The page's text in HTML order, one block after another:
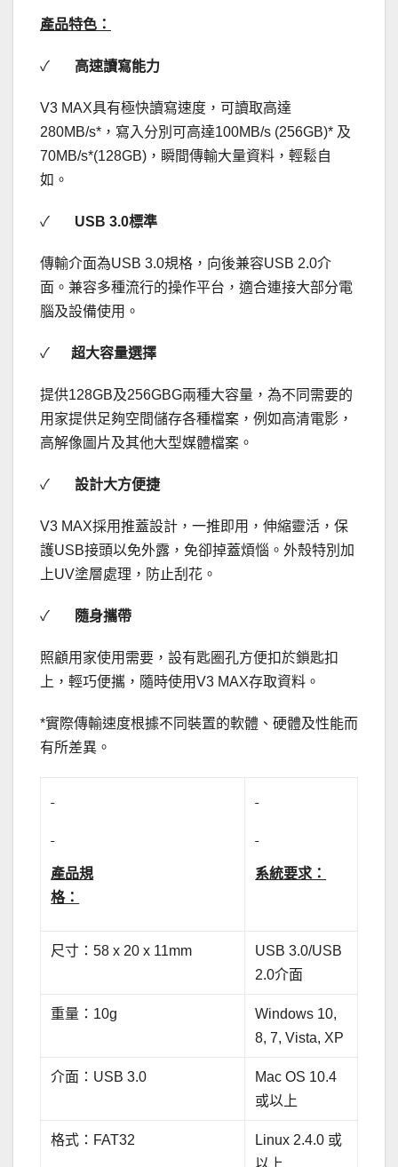
產品特色：
✓ 高速讀寫能力
V3 MAX具有極快讀寫速度，可讀取高達
280MB/s*，寫入分別可高達100MB/s (256GB)* 及
70MB/s*(128GB)，瞬間傳輸大量資料，輕鬆自
如。
✓ USB 3.0標準
傳輸介面為USB 3.0規格，向後兼容USB 2.0介
面。兼容多種流行的操作平台，適合連接大部分電
腦及設備使用。
✓ 超大容量選擇
提供128GB及256GBG兩種大容量，為不同需要的
用家提供足夠空間儲存各種檔案，例如高清電影，
高解像圖片及其他大型媒體檔案。
✓ 設計大方便捷
V3 MAX採用推蓋設計，一推即用，伸縮靈活，保
護USB接頭以免外露，免卻掉蓋煩惱。外殼特別加
上UV塗層處理，防止刮花。
✓ 隨身攜帶
照顧用家使用需要，設有匙圈孔方便扣於鎖匙扣
上，輕巧便攜，隨時使用V3 MAX存取資料。
*實際傳輸速度根據不同裝置的軟體、硬體及性能而
有所差異。
產品規
格：
系統要求：
尺寸：58 x 20 x 11mm
USB 3.0/USB
2.0介面
重量：10g
Windows 10,
8, 7, Vista, XP
介面：USB 3.0
Mac OS 10.4
或以上
格式：FAT32
Linux 2.4.0 或
以上